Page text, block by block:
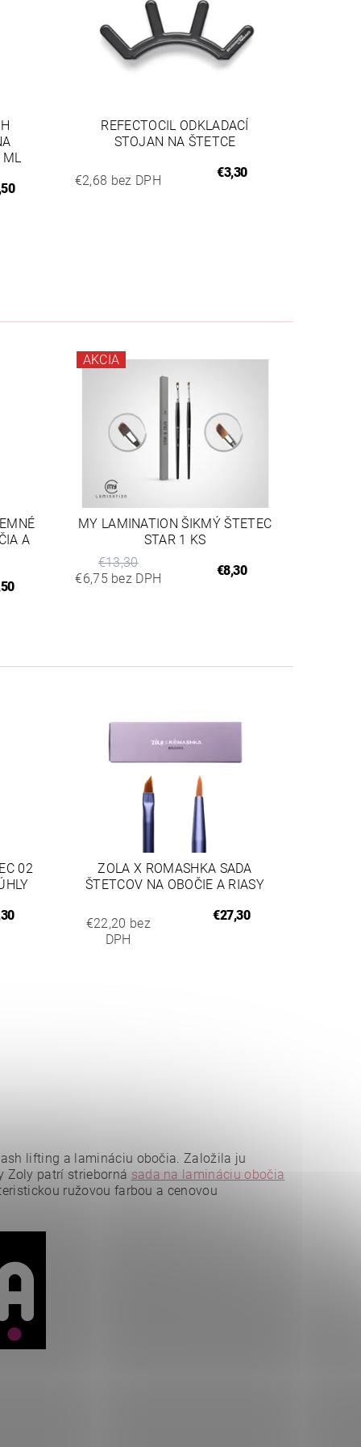
ML
REFECTOCIL ODKLADACÍ
STOJAN NA ŠTETCE
€2,68 bez DPH
€3,30
A
AKCIA
MY LAMINATION ŠIKMÝ ŠTETEC
STAR 1 KS
€13,30
€6,75 bez DPH
€8,30
02
ZOLA X ROMASHKA SADA
ŠTETCOV NA OBOČIE A RIASY
€22,20 bez
DPH
€27,30
lifting a lamináciu obočia. Založila ju
Zoly patrí strieborná sada na lamináciu obočia
ružovou farbou a cenovou